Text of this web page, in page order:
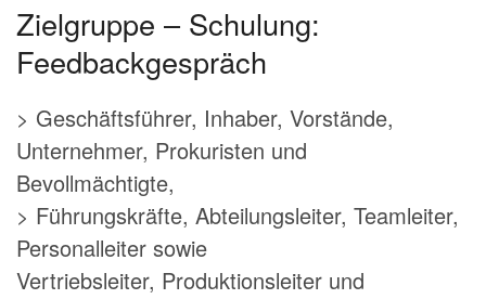
Zielgruppe – Schulung:
Feedbackgespräch
> Geschäftsführer, Inhaber, Vorstände,
Unternehmer, Prokuristen und
Bevollmächtigte,
> Führungskräfte, Abteilungsleiter, Teamleiter,
Personalleiter sowie
Vertriebsleiter, Produktionsleiter und